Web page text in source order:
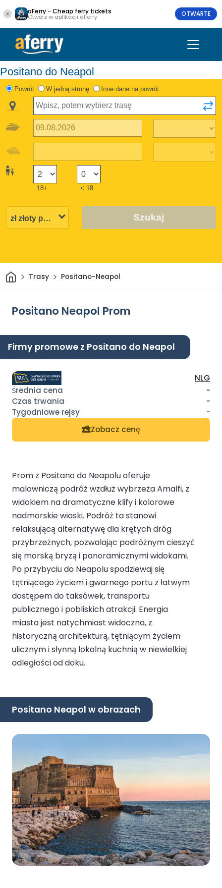
aFerry - Cheap ferry tickets
Otwórz w aplikacji aFerry OTWARTE
Positano do Neapol
Powrót W jedną stronę Inne dane na powrót
18+ < 18
Szukaj
DomTrasy Positano-Neapol
Positano Neapol Prom
Firmy promowe z Positano do Neapol
NLG
-
-
-
Zobacz cenę
Prom z Positano do Neapolu oferuje
malowniczą podróż wzdłuż wybrzeża Amalfi, z
widokiem na dramatyczne klify i kolorowe
nadmorskie wioski. Podróż ta stanowi
relaksującą alternatywę dla krętych dróg
przybrzeżnych, pozwalając podróżnym cieszyć
się morską bryzą i panoramicznymi widokami.
Po przybyciu do Neapolu spodziewaj się
tętniącego życiem i gwarnego portu z łatwym
dostępem do taksówek, transportu
publicznego i pobliskich atrakcji. Energia
miasta jest natychmiast widoczna, z
historyczną architekturą, tętniącym życiem
ulicznym i słynną lokalną kuchnią w niewielkiej
odległości od doku.
Positano Neapol w obrazach